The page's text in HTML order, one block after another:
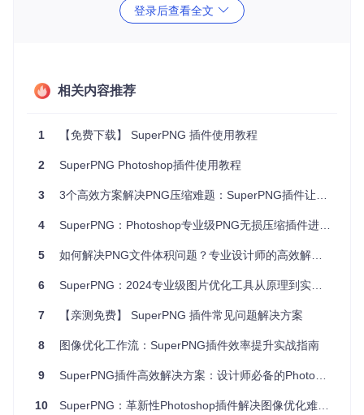
3、项目及技术应用场景
游戏素材，其支持的非方形像素处理将确保图片在各种屏幕尺
4、项目特点
供出色的色彩和透明度表现。
色彩处理的工作。
非方形像素支持：确保图片在不同设备上的显示效果一致。
无需额外学习即可使用。
总的来说，SuperPNG是一个强大的工具，它可以提高您的工
标准，那么请务必试试这款神器。前往SuperPNG web page
登录后查看全文
相关内容推荐
1 【免费下载】 SuperPNG 插件使用教程
2 SuperPNG Photoshop插件使用教程
3 3个高效方案解决PNG压缩难题：SuperPNG插件让设计文件瘦身不损质
4 SuperPNG：Photoshop专业级PNG无损压缩插件进阶指南
5 如何解决PNG文件体积问题？专业设计师的高效解决方案
6 SuperPNG：2024专业级图片优化工具从原理到实战的完整路径
7 【亲测免费】 SuperPNG 插件常见问题解决方案
8 图像优化工作流：SuperPNG插件效率提升实战指南
9 SuperPNG插件高效解决方案：设计师必备的Photoshop无损压缩专业指南
10 SuperPNG：革新性Photoshop插件解决图像优化难题的终极方案